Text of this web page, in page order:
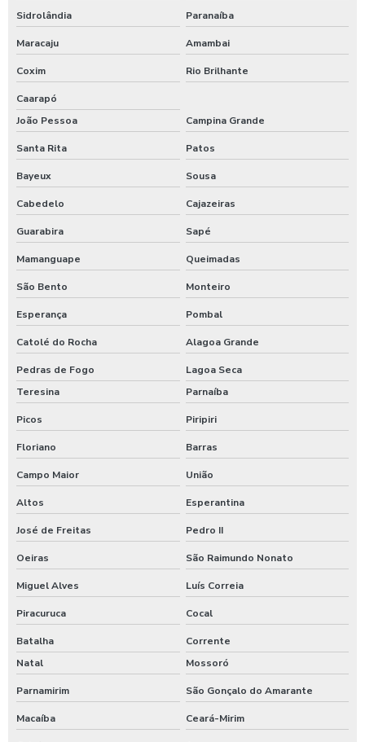
Sidrolândia Paranaíba
Maracaju Amambai
Coxim Rio Brilhante
Caarapó
João Pessoa
Campina Grande
Santa Rita Patos
Bayeux Sousa
Cabedelo Cajazeiras
Guarabira Sapé
Mamanguape Queimadas
São Bento Monteiro
Esperança Pombal
Catolé do Rocha Alagoa Grande
Pedras de Fogo
Lagoa Seca
Teresina
Parnaíba
Picos Piripiri
Floriano Barras
Campo Maior União
Altos Esperantina
José de Freitas Pedro II
Oeiras São Raimundo Nonato
Miguel Alves Luís Correia
Piracuruca Cocal
Batalha
Corrente
Natal
Mossoró
Parnamirim São Gonçalo do Amarante
Macaíba Ceará-Mirim